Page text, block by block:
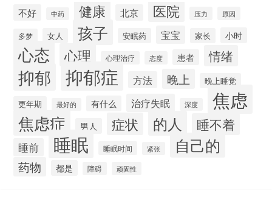
不好 中药 健康 北京 医院 压力 原因
多梦 女人 孩子 安眠药 宝宝 家长 小时
心态 心理 心理治疗 态度 患者 情绪
抑郁 抑郁症 方法 晚上
晚上睡觉
更年期
最好的 有什么 治疗失眠 深度 焦虑
焦虑症 男人 症状 的人 睡不着
睡前 睡眠 睡眠时间 紧张 自己的
药物 都是 障碍 顽固性